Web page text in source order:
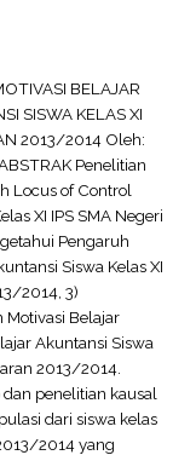
BELAJAR
SISWA KELAS XI
2013/2014 Oleh:
Penelitian
Locus of Control
XI IPS SMA Negeri
Pengaruh
Siswa Kelas XI
2014, 3)
Belajar
Akuntansi Siswa
2013/2014.
penelitian kausal
dari siswa kelas
2014 yang